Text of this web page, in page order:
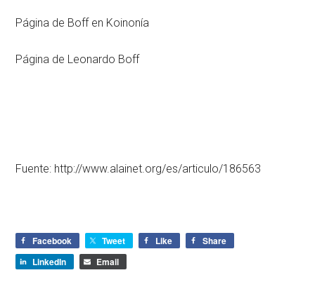
Página de Boff en Koinonía
Página de Leonardo Boff
Fuente: http://www.alainet.org/es/articulo/186563
Facebook Tweet Like
Share
LinkedIn
Email